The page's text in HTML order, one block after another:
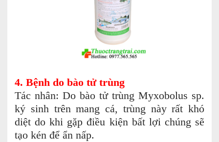
4. Bệnh do bào tử trùng
Tác nhân: Do bào tử trùng Myxobolus sp.
ký sinh trên mang cá, trùng này rất khó
diệt do khi gặp điều kiện bất lợi chúng sẽ
tạo kén để ẩn nấp.